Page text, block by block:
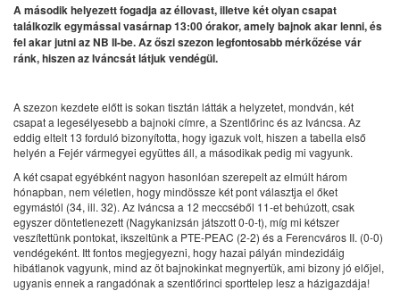
A második helyezett fogadja az éllovast, illetve két olyan csapat
találkozik egymással vasárnap 13:00 órakor, amely bajnok akar lenni, és
fel akar jutni az NB II-be. Az őszi szezon legfontosabb mérkőzése vár
ránk, hiszen az Iváncsát látjuk vendégül.
A szezon kezdete előtt is sokan tisztán látták a helyzetet, mondván, két
csapat a legesélyesebb a bajnoki címre, a Szentlőrinc és az Iváncsa. Az
eddig eltelt 13 forduló bizonyította, hogy igazuk volt, hiszen a tabella első
helyén a Fejér vármegyei együttes áll, a másodikak pedig mi vagyunk.
A két csapat egyébként nagyon hasonlóan szerepelt az elmúlt három
hónapban, nem véletlen, hogy mindössze két pont választja el őket
egymástól (34, ill. 32). Az Iváncsa a 12 meccséből 11-et behúzott, csak
egyszer döntetlenezett (Nagykanizsán játszott 0-0-t), míg mi kétszer
veszítettünk pontokat, ikszeltünk a PTE-PEAC (2-2) és a Ferencváros II. (0-0)
vendégeként. Itt fontos megjegyezni, hogy hazai pályán mindezidáig
hibátlanok vagyunk, mind az öt bajnokinkat megnyertük, ami bizony jó előjel,
ugyanis ennek a rangadónak a szentlőrinci sporttelep lesz a házigazdája!